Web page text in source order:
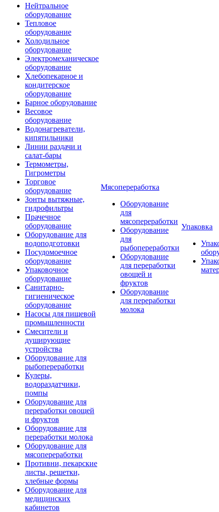
Нейтральное
оборудование
Тепловое
оборудование
Холодильное
оборудование
Электромеханическое
оборудование
Хлебопекарное и
кондитерское
оборудование
Барное оборудование
Весовое
оборудование
Водонагреватели,
кипятильники
Линии раздачи и
салат-бары
Термометры,
Гигрометры
Торговое
оборудование
Зонты вытяжные,
гидрофильтры
Прачечное
оборудование
Оборудование для
водоподготовки
Посудомоечное
оборудование
Упаковочное
оборудование
Санитарно-
гигиеническое
оборудование
Насосы для пищевой
промышленности
Смесители и
душирующие
устройства
Оборудование для
рыбопереработки
Кулеры,
водораздатчики,
помпы
Оборудование для
переработки овощей
и фруктов
Оборудование для
переработки молока
Оборудование для
мясопереработки
Противни, пекарские
листы, решетки,
хлебные формы
Оборудование для
медицинских
кабинетов
Мясопереработка
Оборудование
для
мясопереработки
Оборудование
для
рыбопереработки
Оборудование
для переработки
овощей и
фруктов
Оборудование
для переработки
молока
Упаковка